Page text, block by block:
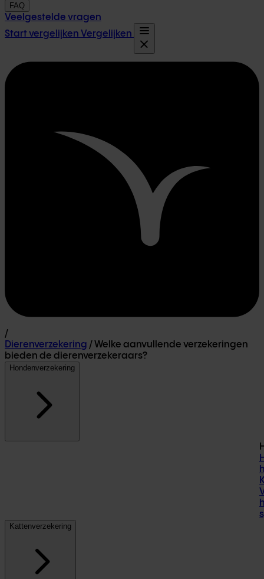
FAQ
Veelgestelde vragen
Start vergelijken Vergelijken
/
Dierenverzekering / Welke aanvullende verzekeringen
bieden de dierenverzekeraars?
Hondenverzekering
Kattenverzekering